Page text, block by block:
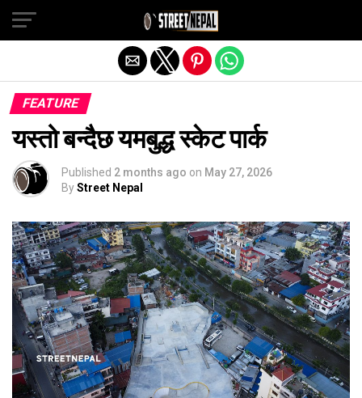
FEATURE
यस्तो बन्दैछ यमबुद्ध स्केट पार्क
Published 2 months ago on May 27, 2026
ByStreet Nepal
Exit mobile version